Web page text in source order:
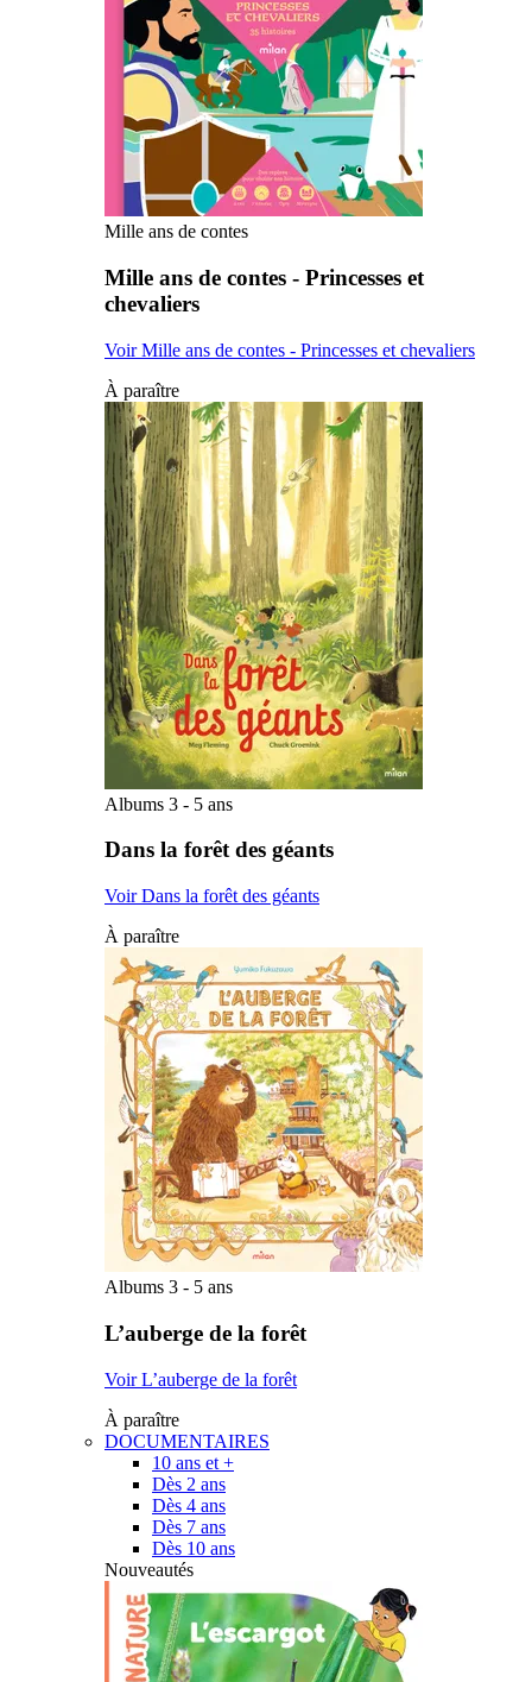
Mille ans de contes
Mille ans de contes - Princesses et
chevaliers
Voir Mille ans de contes - Princesses et chevaliers
À paraître
Albums 3 - 5 ans
Dans la forêt des géants
Voir Dans la forêt des géants
À paraître
Albums 3 - 5 ans
L’auberge de la forêt
Voir L’auberge de la forêt
À paraître
DOCUMENTAIRES
10 ans et +
Dès 2 ans
Dès 4 ans
Dès 7 ans
Dès 10 ans
Nouveautés